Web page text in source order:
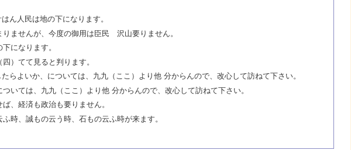
人民は地の下になります。
ませんが、今度の御用は臣民 沢山要りません。
になります。
）てて見ると判ります。
よいか、については、九九（ここ）より他 分からんので、改心して訪ねて下さい。
いては、九九（ここ）より他 分からんので、改心して訪ねて下さい。
、経済も政治も要りません。
時、誠もの云う時、石もの云ふ時が来ます。